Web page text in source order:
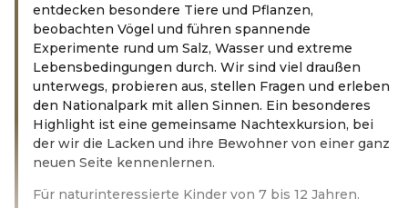
entdecken besondere Tiere und Pflanzen,
beobachten Vögel und führen spannende
Experimente rund um Salz, Wasser und extreme
Lebensbedingungen durch. Wir sind viel draußen
unterwegs, probieren aus, stellen Fragen und erleben
den Nationalpark mit allen Sinnen. Ein besonderes
Highlight ist eine gemeinsame Nachtexkursion, bei
der wir die Lacken und ihre Bewohner von einer ganz
neuen Seite kennenlernen.
Für naturinteressierte Kinder von 7 bis 12 Jahren.